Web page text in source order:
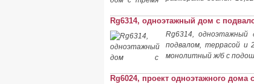
Rg6314, одноэтажный дом с
Rg6314, одноэтажный
подвалом, террасой и
монолитный ж/б с
Rg6024, проект одноэтажного дома